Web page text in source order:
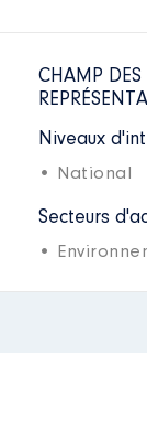
CHAMP DES
Niveaux
• National
Secteurs
•